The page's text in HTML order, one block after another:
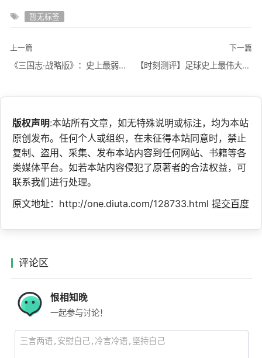
暂无标签
上一篇
《三国志·战略版》：史上最弱四大武将，没有最弱只有更弱！
下一篇
【时刻测评】足球史上最伟大的右后卫——“微笑天使”卡福 V2版时刻卡测评
版权声明:本站所有文章，如无特殊说明或标注，均为本站
原创发布。任何个人或组织，在未征得本站同意时，禁止
复制、盗用、采集、发布本站内容到任何网站、书籍等各
类媒体平台。如若本站内容侵犯了原著者的合法权益，可
联系我们进行处理。
原文地址：http://one.diuta.com/128733.html 提交百度
评论区
恨相知晚
一起参与讨论！